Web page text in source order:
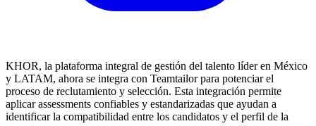
KHOR, la plataforma integral de gestión del talento líder en México
y LATAM, ahora se integra con Teamtailor para potenciar el
proceso de reclutamiento y selección. Esta integración permite
aplicar assessments confiables y estandarizadas que ayudan a
identificar la compatibilidad entre los candidatos y el perfil de la